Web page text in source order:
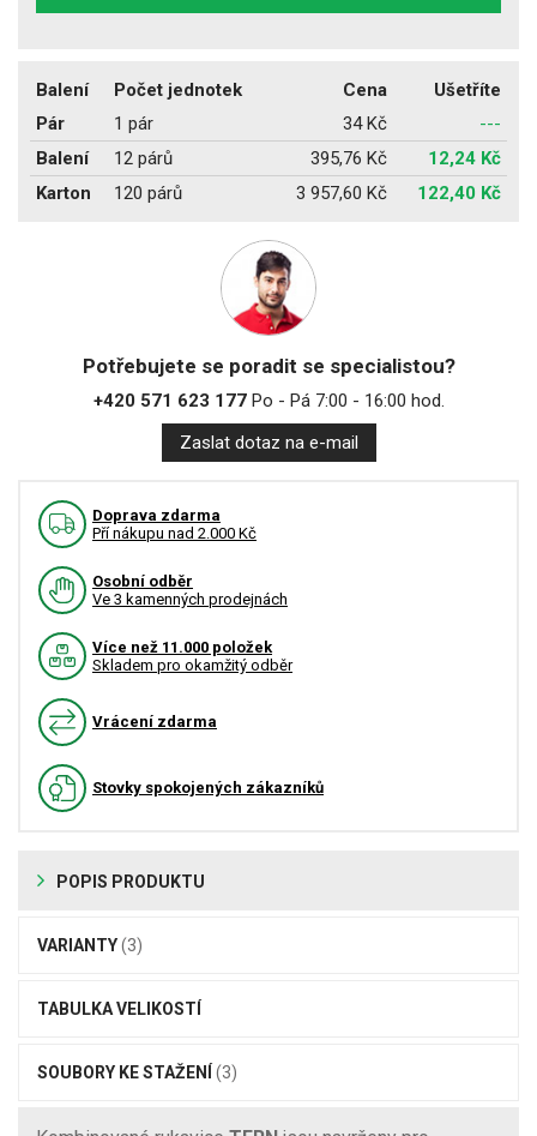
Balení Počet jednotek Cena
Ušetříte
Pár
1 pár 34 Kč
---
Balení
12 párů 395,76 Kč
12,24 Kč
Karton
120 párů 3 957,60 Kč 122,40 Kč
Potřebujete se poradit se specialistou?
+420 571 623 177Po - Pá 7:00 - 16:00 hod.
Zaslat dotaz na e-mail
Doprava zdarma
Pří nákupu nad 2.000 Kč
Osobní odběr
Ve 3 kamenných prodejnách
Více než 11.000 položek
Skladem pro okamžitý odběr
Vrácení zdarma
Stovky spokojených zákazníků
POPIS PRODUKTU
VARIANTY(3)
TABULKA VELIKOSTÍ
SOUBORY KE STAŽENÍ (3)